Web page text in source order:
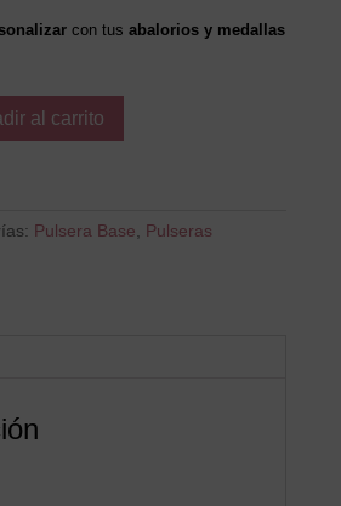
con tus abalorios y medallas
al carrito
Pulsera Base, Pulseras